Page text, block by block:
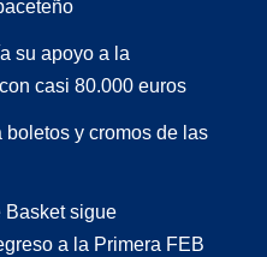
su apoyo a la
casi 80.000 euros
boletos y cromos de las
Basket sigue
a la Primera FEB